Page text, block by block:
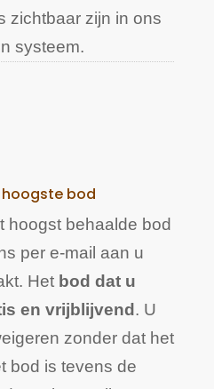
zichtbaar zijn in ons
systeem.
bod
hoogst behaalde bod
per e-mail aan u
Het bod dat u
en vrijblijvend. U
zonder dat het
bod is tevens de